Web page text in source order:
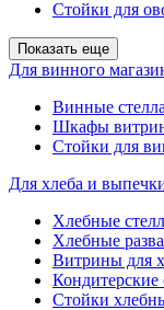
Стойки для
Показать еще
Для винного
Винные
Шкафы
Стойки для
Для хлеба и
Хлебные
Хлебные
Витрины для
Кондитерские
Стойки